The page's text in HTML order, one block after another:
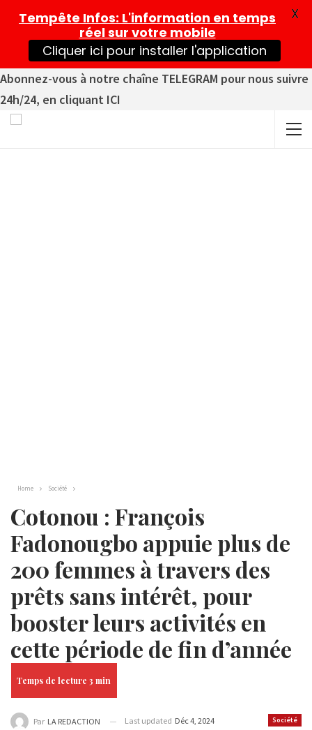
Abonnez-vous à notre chaîne TELEGRAM pour nous suivre
24h/24, en cliquant ICI
Home Société
Cotonou : François
Fadonougbo appuie plus de
200 femmes à travers des
prêts sans intérêt, pour
booster leurs activités en
cette période de fin d’année
Société
Par LA REDACTION Last updated Déc 4, 2024
Tempête Infos: L'information en temps
réel sur votre mobile
Cliquer ici pour installer l'application
X